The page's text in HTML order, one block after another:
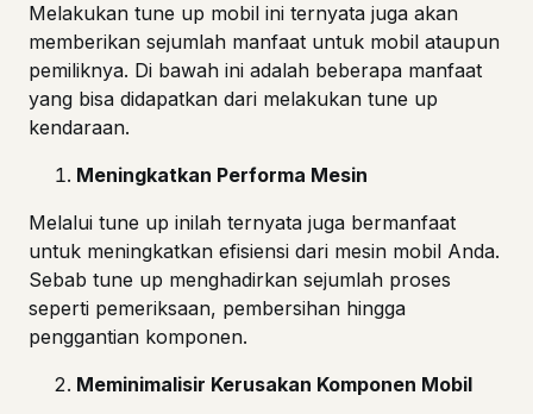
Melakukan tune up mobil ini ternyata juga akan
memberikan sejumlah manfaat untuk mobil ataupun
pemiliknya. Di bawah ini adalah beberapa manfaat
yang bisa didapatkan dari melakukan tune up
kendaraan.
Meningkatkan Performa Mesin
Melalui tune up inilah ternyata juga bermanfaat
untuk meningkatkan efisiensi dari mesin mobil Anda.
Sebab tune up menghadirkan sejumlah proses
seperti pemeriksaan, pembersihan hingga
penggantian komponen.
Meminimalisir Kerusakan Komponen Mobil